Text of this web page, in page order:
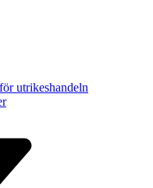
utrikes­handeln